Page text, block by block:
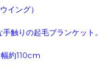
イング）
触りの起毛ブランケット。
約110cm